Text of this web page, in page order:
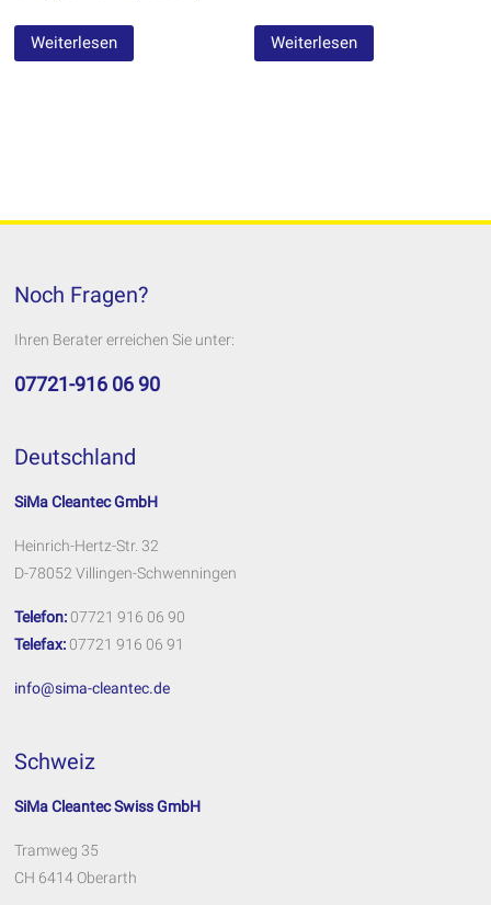
Weiterlesen Weiterlesen
Noch Fragen?
Ihren Berater erreichen Sie unter:
07721-916 06 90
Deutschland
SiMa Cleantec GmbH
Heinrich-Hertz-Str. 32
D-78052 Villingen-Schwenningen
Telefon: 07721 916 06 90
Telefax: 07721 916 06 91
info@sima-cleantec.de
Schweiz
SiMa Cleantec Swiss GmbH
Tramweg 35
CH 6414 Oberarth